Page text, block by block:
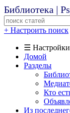
Библиотека |
+ Настроить поиск
☰ Настройки
Домой
Разделы
Кто
Из